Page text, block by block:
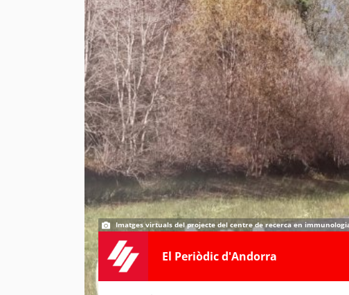
Imatges virtuals del projecte del centre de recerca en
El Periòdic d'Andorra